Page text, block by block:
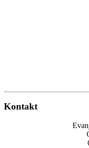
Kontakt